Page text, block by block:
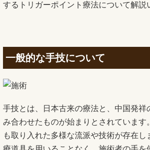
するトリガーポイント療法について解説
一般的な手技について
手技とは、日本古来の療法と、中国発祥
み合わせたものが始まりとされています
も取り入れた多様な流派や技術が存在し